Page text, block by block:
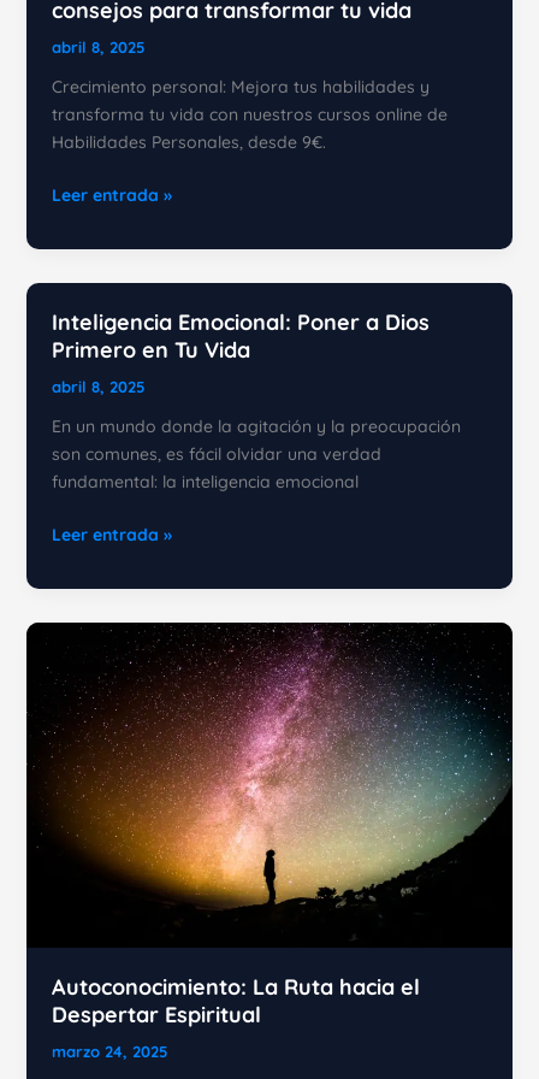
consejos para transformar tu vida
abril 8, 2025
Crecimiento personal: Mejora tus habilidades y
transforma tu vida con nuestros cursos online de
Habilidades Personales, desde 9€.
Crecimiento
Herramientas
para
transformar
tu
vida
Leer entrada »
Inteligencia Emocional: Poner a Dios
Primero en Tu Vida
abril 8, 2025
En un mundo donde la agitación y la preocupación
son comunes, es fácil olvidar una verdad
fundamental: la inteligencia emocional
Inteligencia
Poner
Dios
Primero
en
Tu
Vida
Leer entrada »
Autoconocimiento: La Ruta hacia el
Despertar Espiritual
marzo 24, 2025